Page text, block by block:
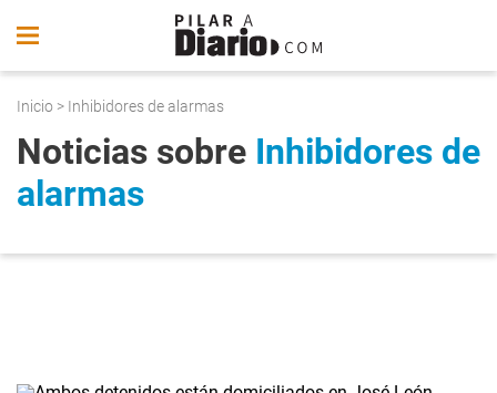
Inicio > Inhibidores de alarmas
Noticias sobre Inhibidores de
alarmas